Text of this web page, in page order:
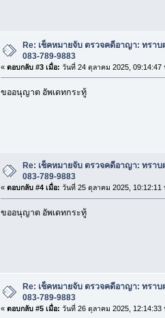
Re: เช็คหมายจับ ตรวจคดีอาญา: ทรา
083-789-9883
« ตอบกลับ #3 เมื่อ: วันที่ 24 ตุลาคม 2025, 09:14:47
ขออนุญาต อัพเดทกระทู้
Re: เช็คหมายจับ ตรวจคดีอาญา: ทรา
083-789-9883
« ตอบกลับ #4 เมื่อ: วันที่ 25 ตุลาคม 2025, 10:12:11
ขออนุญาต อัพเดทกระทู้
Re: เช็คหมายจับ ตรวจคดีอาญา: ทรา
083-789-9883
« ตอบกลับ #5 เมื่อ: วันที่ 26 ตุลาคม 2025, 12:14:33